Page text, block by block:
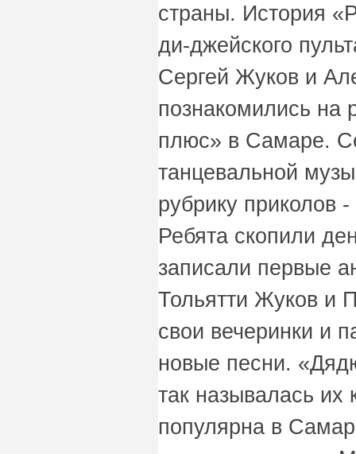
страны. История
ди-джейского
Сергей Жуков и
познакомились на
плюс» в Самаре.
танцевальной
рубрику приколов
Ребята скопили
записали первые
Тольятти Жуков и
свои вечеринки и
новые песни.
так называлась их
популярна в